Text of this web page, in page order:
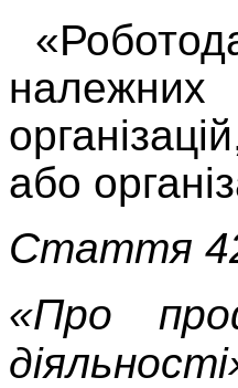
належних
або
Стаття 42
«Про